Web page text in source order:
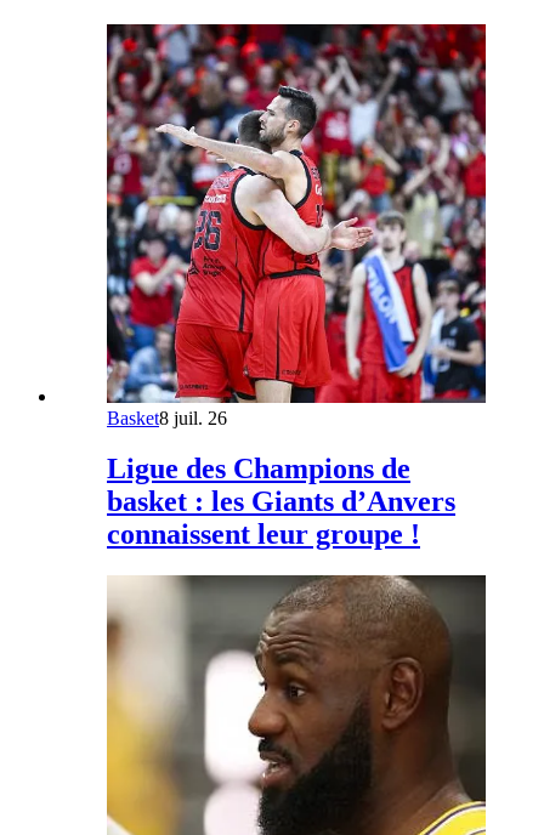
Basket8 juil. 26
Ligue des Champions de
basket : les Giants d’Anvers
connaissent leur groupe !